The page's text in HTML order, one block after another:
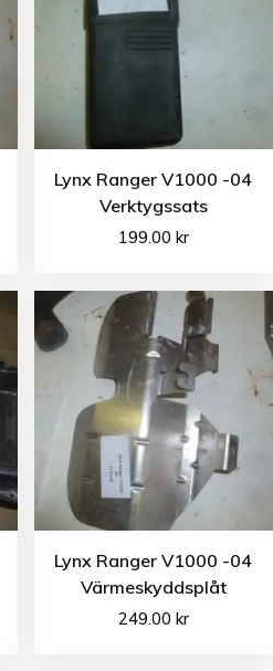
Lynx Ranger V1000 -04
Verktygssats
199.00 kr
Lynx Ranger V1000 -04
Värmeskyddsplåt
249.00 kr